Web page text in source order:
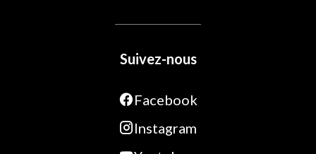
Suivez-nous
Facebook
Instagram